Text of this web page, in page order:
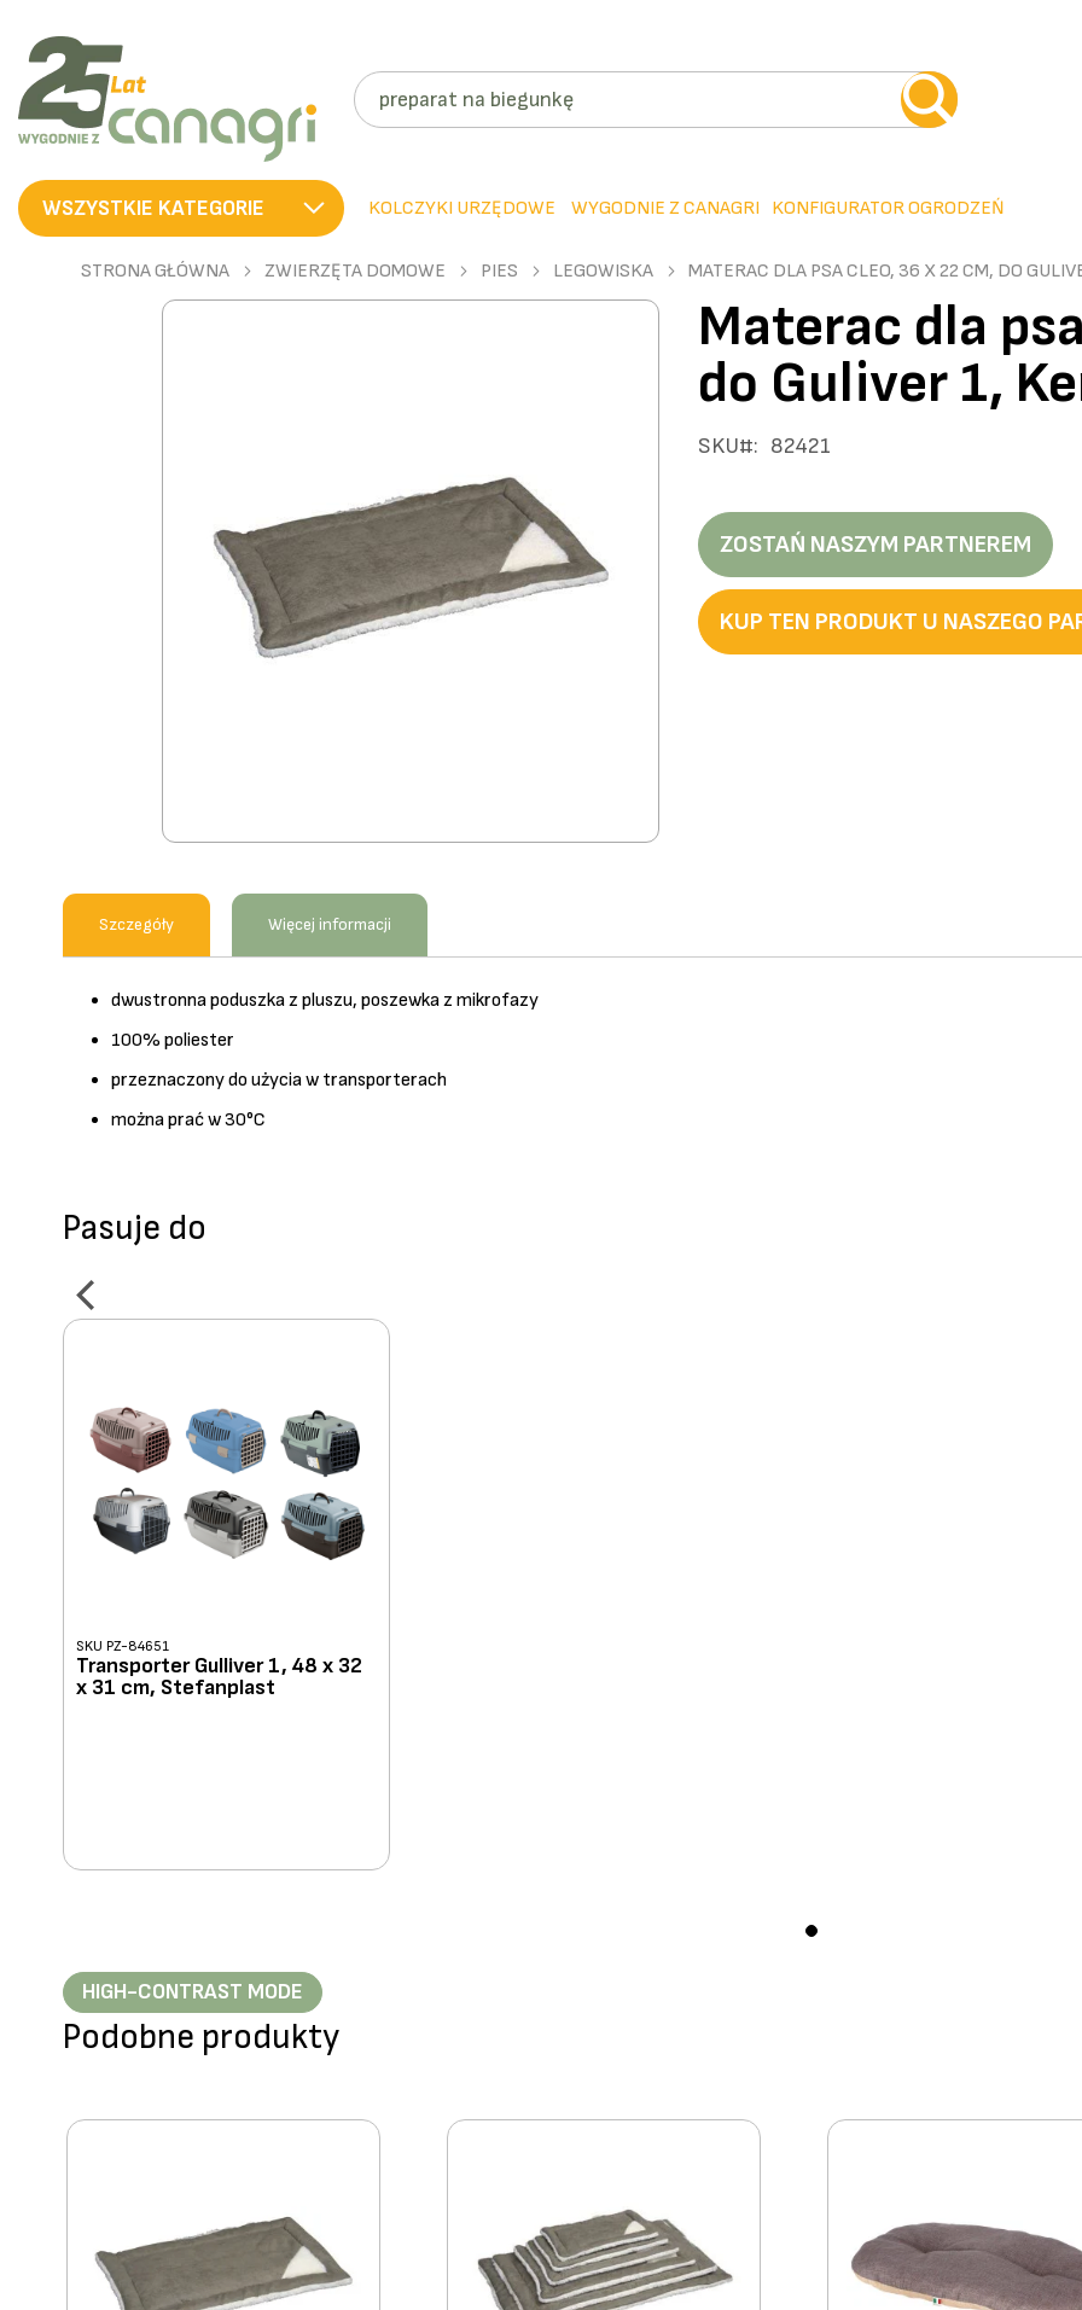
SZUKAJ
WSZYSTKIE KATEGORIE KOLCZYKI URZĘDOWE WYGODNIE Z CANAGRI KONFIGURATOR OGRODZEŃ
STRONA GŁÓWNA ZWIERZĘTA DOMOWE PIES LEGOWISKA
MATERAC DLA PSA CLEO, 36 X 22 CM, DO
początek
galerii
Materac dla
do Guliver 1,
SKU 82421
ZOSTAŃ NASZYM PARTNEREM
KUP TEN PRODUKT U NASZEGO
Szczegóły
dwustronna poduszka z pluszu, poszewka z mikrofazy
100% poliester
przeznaczony do użycia w transporterach
można prać w 30°C
Więcej informacji
Pasuje do
SKU PZ-84651
Transporter Gulliver 1, 48 x 32
x 31 cm, Stefanplast
HIGH-CONTRAST MODE
Podobne produkty